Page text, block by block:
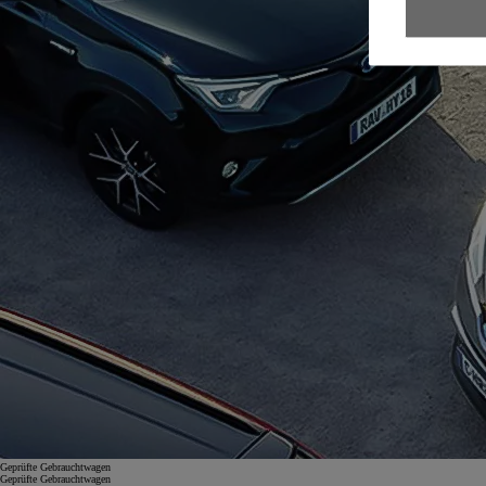
Geprüfte Gebrauchtwagen
Geprüfte Gebrauchtwagen